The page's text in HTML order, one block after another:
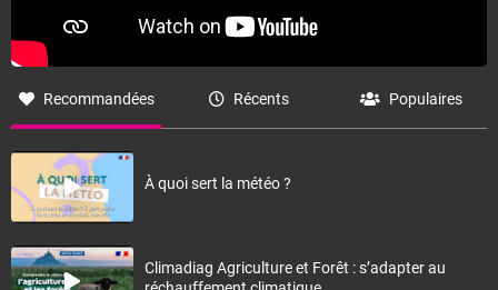
Recommandées Récents Populaires
À quoi sert la météo ?
Climadiag Agriculture et Forêt : s’adapter au